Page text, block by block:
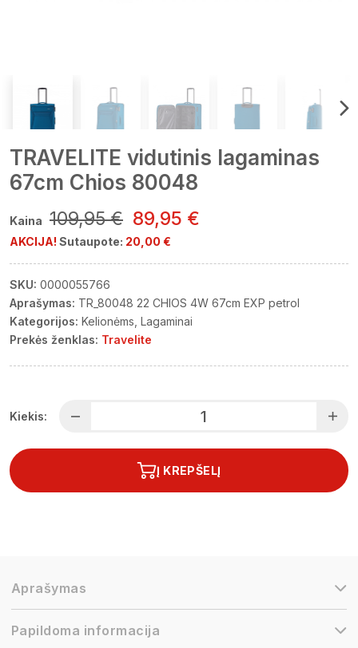
TRAVELITE vidutinis lagaminas
67cm Chios 80048
Kaina 109,95 € 89,95 €
AKCIJA! Sutaupote: 20,00 €
SKU: 0000055766
Aprašymas: TR_80048 22 CHIOS 4W 67cm EXP petrol
Kategorijos: Kelionėms Lagaminai
Prekės ženklas: Travelite
Kiekis:
Į KREPŠELĮ
Aprašymas
Papildoma informacija